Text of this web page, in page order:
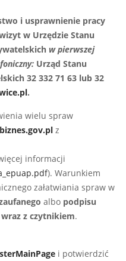
i usprawnienie pracy
w Urzędzie Stanu
w pierwszej
Urząd Stanu
32 332 71 63 lub 32
.
wielu spraw
z
informacji
). Warunkiem
załatwiania spraw w
albo podpisu
z czytnikiem.
i potwierdzić